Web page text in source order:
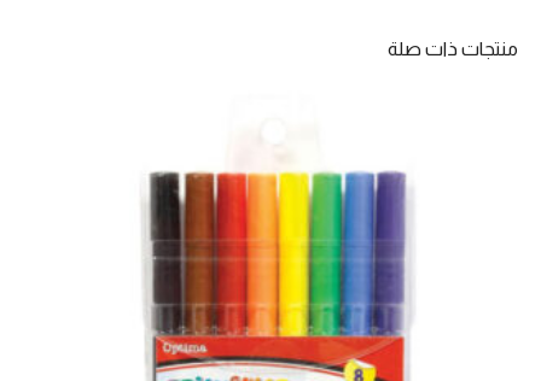
Optima
منتجات ذات صلة